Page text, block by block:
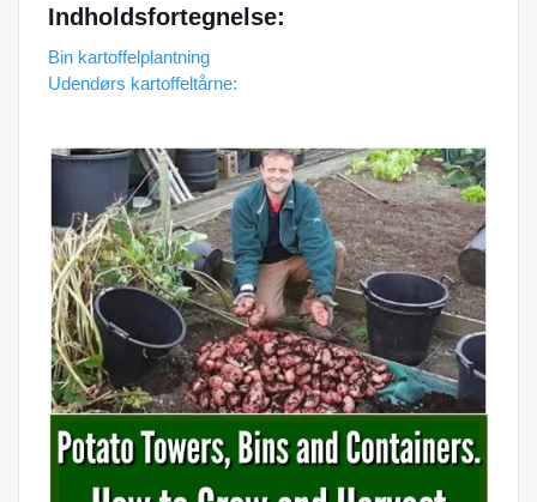
Indholdsfortegnelse:
Bin kartoffelplantning
Udendørs kartoffeltårne: